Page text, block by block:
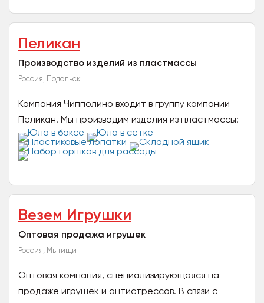
Пеликан
Производство изделий из пластмассы
Россия, Подольск
Компания Чипполино входит в группу компаний
Пеликан. Мы производим изделия из пластмассы:
детскую игрушку юлу, детские пластиковые
лопатки, горшочки...
Везем Игрушки
Оптовая продажа игрушек
Россия, Мытищи
Оптовая компания, специализирующаяся на
продаже игрушек и антистрессов. В связи с